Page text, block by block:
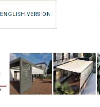
ENGLISH VERSION